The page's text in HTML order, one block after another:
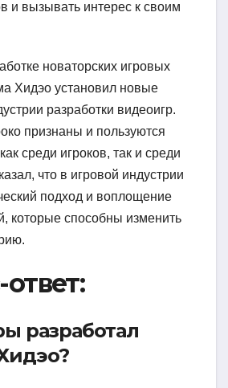
и вызывать интерес к своим
новаторских игровых
Хидэо установил новые
разработки видеоигр.
признаны и пользуются
среди игроков, так и среди
что в игровой индустрии
подход и воплощение
которые способны изменить
разработал